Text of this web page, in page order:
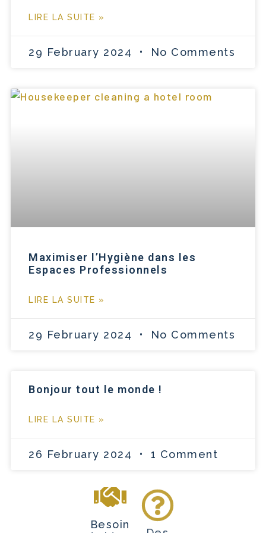
LIRE LA SUITE »
29 February 2024 No Comments
Maximiser l’Hygiène dans les
Espaces Professionnels
LIRE LA SUITE »
29 February 2024 No Comments
Bonjour tout le monde !
LIRE LA SUITE »
26 February 2024 1 Comment
Besoin
Des